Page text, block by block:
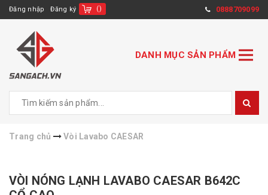
Đăng nhập Đăng ký () 0888709099
DANH MỤC SẢN PHẨM
Trang chủ Vòi Lavabo CAESAR
VÒI NÓNG LẠNH LAVABO CAESAR B642C